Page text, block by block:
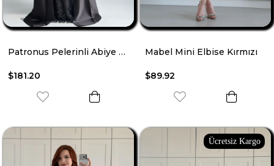
Patronus Pelerinli Abiye Siyah
$181.20
Mabel Mini Elbise Kırmızı
$89.92